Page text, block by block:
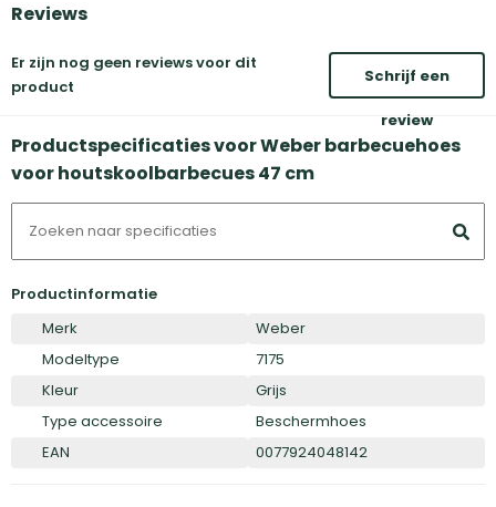
Reviews
Er zijn nog geen reviews voor dit
product
Schrijf een
review
Productspecificaties voor Weber barbecuehoes
voor houtskoolbarbecues 47 cm
Productinformatie
Merk
Weber
Modeltype
7175
Kleur
Grijs
Type accessoire
Beschermhoes
EAN
0077924048142